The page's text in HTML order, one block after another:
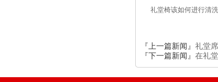
礼堂椅该如何进行清
『上一篇新闻』 礼堂
『下一篇新闻』 在礼